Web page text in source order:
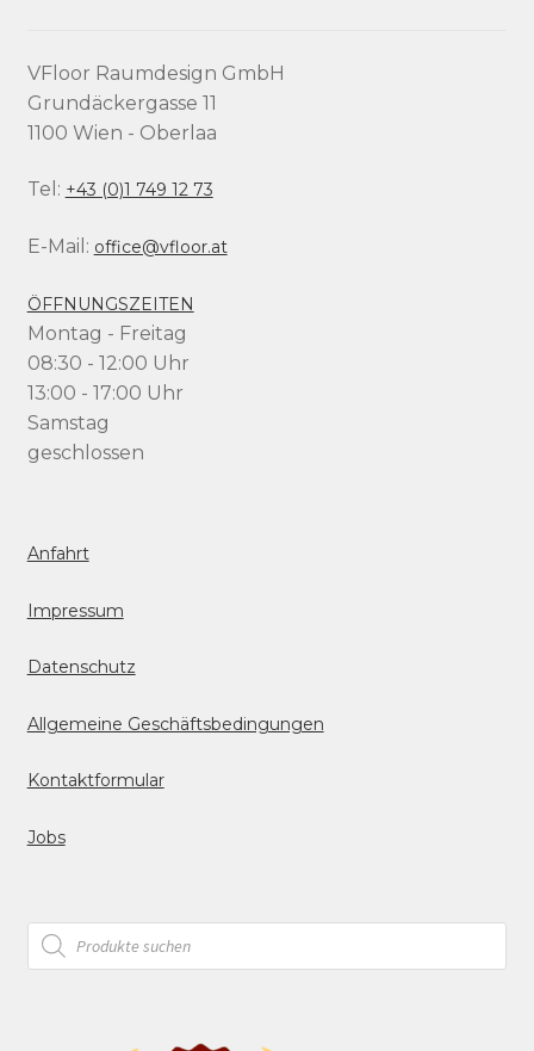
VFloor Raumdesign GmbH
Grundäckergasse 11
1100 Wien - Oberlaa
Tel: +43 (0)1 749 12 73
E-Mail: office@vfloor.at
ÖFFNUNGSZEITEN
Montag - Freitag
08:30 - 12:00 Uhr
13:00 - 17:00 Uhr
Samstag
geschlossen
Anfahrt
Impressum
Datenschutz
Allgemeine Geschäftsbedingungen
Kontaktformular
Jobs
Products
search